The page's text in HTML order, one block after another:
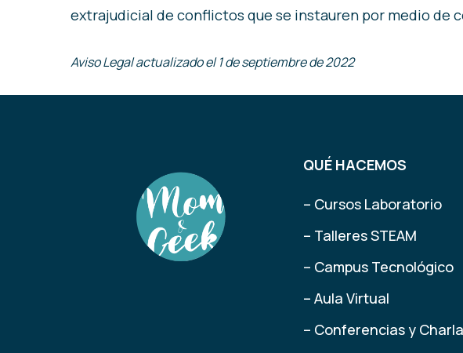
extrajudicial de conflictos que se instauren por medio de
Aviso Legal actualizado el 1 de septiembre de 2022
QUÉ HACEMOS
– Cursos Laboratorio
– Talleres STEAM
– Campus Tecnológico
– Aula Virtual
– Conferencias y